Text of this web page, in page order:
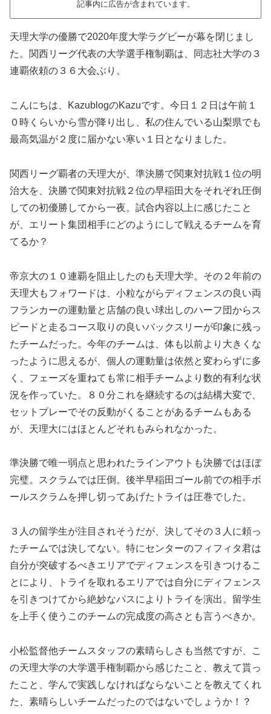
記事内に広告が含まれています。
天理大学の優勝で2020年度大学ラグビーが幕を閉じまし
た。関西リーグ代表の大学選手権制覇は、同志社大学の３
連覇依頼の３６大会ぶり。
こんにちは、KazublogのKazuです。今日１２日は午前１
０時くらいから雪が降り出し、私の住んでいる山梨県でも
最高気温が２度に届かない寒い１日となりました。
関西リーグ覇者の天理大が、準決勝で関東対抗戦１位の明
治大を、決勝で関東対抗戦２位の早稲田大をそれぞれ圧倒
しての初優勝してから一夜。試合内容以上に感じたこと
が、エリート集団相手にどのようにして戦えるチームを育
てるか？
帝京大の１０連覇を阻止したのも天理大学。その２年前の
天理大もフォワードは、小粒ながらディフェンスの良い両
フランカーの運動量と店舗の良い球出しのハーフ団からス
ピードと走るコース取りの良いバックスリーが印象に残っ
たチームだった。今年のチームは、体も以前より大きくな
ったように思えるが、個人の運動量は依然と変わらずに多
く、フェーズを重ねても常に相手チームより数的有利な状
況を作っていた。８０分これを継続するのは結構大変で、
セットプレーでその反動がくることがあるチームもある
が、天理大にはほとんどそれもみられなかった。
準決勝で唯一弱点と思われたラインアウトも決勝ではほぼ
完璧。スクラムでは圧倒。後半早稲田ゴール前での相手ボ
ールスクラムを押し切ってあげたトライは圧巻でした。
３人の留学生が注目されそうだが、決してその３人に頼っ
たチームでは決してない。特にセンターのフィフィタ君は
自分が突破するべきエリアでディフェンスを引きつけるこ
とにより、トライを取れるエリアでは自分にディフェンス
を引きつけてから絶妙なパスによりトライを演出。留学生
を上手く使うこのチームの完成度の高さとも言うべきか。
小松監督他チームスタッフの素晴らしさも当然ですが、こ
の天理大学の大学選手権制覇から感じたこと、教えて貰っ
たこと、学んで実践しなければならないことを教えてくれ
た、素晴らしいチームだったのではないでしょうか！？